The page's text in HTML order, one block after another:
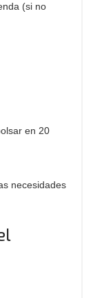
(si no
en 20
necesidades